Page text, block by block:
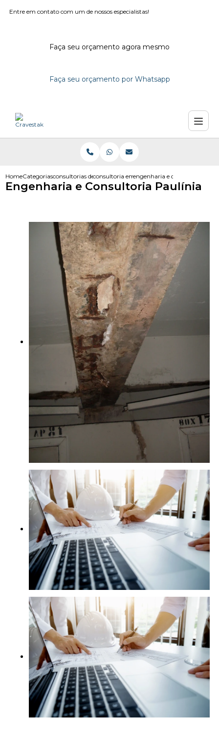
Entre em contato com um de nossos especialistas!
Faça seu orçamento agora mesmo
Faça seu orçamento por Whatsapp
HomeCategoriasconsultorias de engenhariaconsultoria em engenharia civil
engenharia e consultoria
Engenharia e Consultoria Paulínia